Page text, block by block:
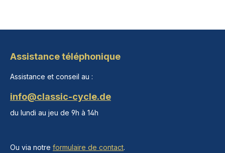
Assistance téléphonique
Assistance et conseil au :
info@classic-cycle.de
du lundi au jeu de 9h à 14h
Ou via notre formulaire de contact.